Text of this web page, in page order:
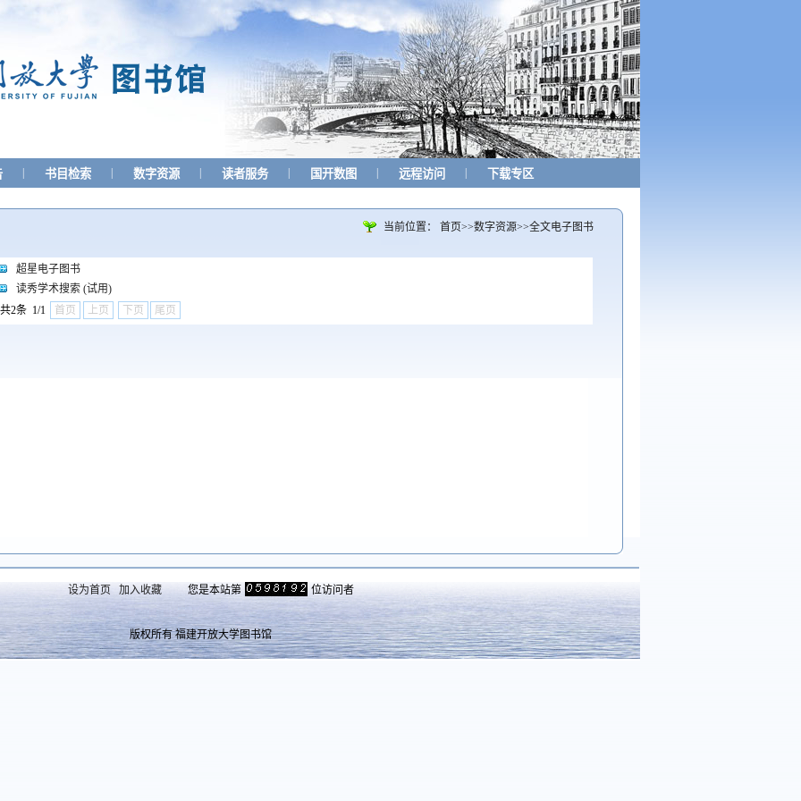
书目检索 数字资源 读者服务 国开数图 远程访问 下载专区
当前位置： 首页>>数字资源>>全文电子图书
超星电子图书
读秀学术搜索 (试用)
共2条 1/1
首页 上页 下页 尾页
设为首页 加入收藏 您是本站第 位访问者
版权所有 福建开放大学图书馆